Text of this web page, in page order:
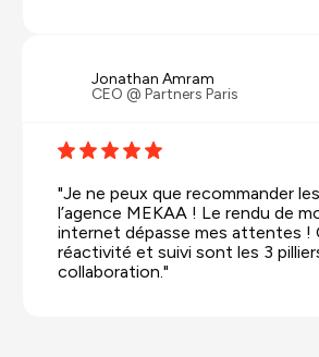
Jonathan Amram
CEO @ Partners Paris
"Je ne peux que recommander
l’agence MEKAA ! Le rendu de
internet dépasse mes attentes !
réactivité et suivi sont les 3
collaboration."